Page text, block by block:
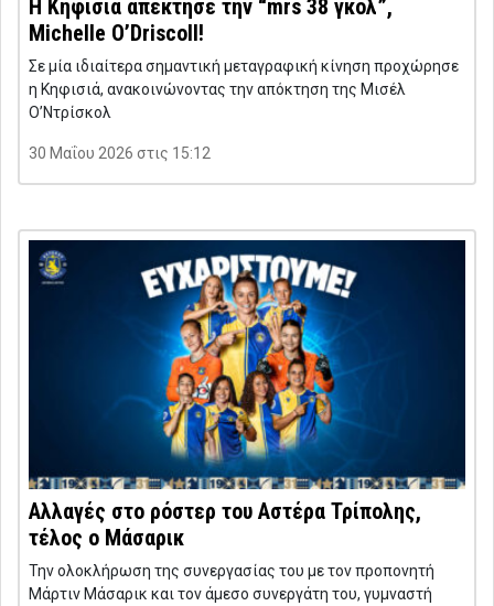
Η Κηφισιά απέκτησε την “mrs 38 γκολ”,
Michelle O’Driscoll!
Σε μία ιδιαίτερα σημαντική μεταγραφική κίνηση προχώρησε
η Κηφισιά, ανακοινώνοντας την απόκτηση της Μισέλ
Ο’Ντρίσκολ
30 Μαΐου 2026 στις 15:12
Αλλαγές στο ρόστερ του Αστέρα Τρίπολης,
τέλος ο Μάσαρικ
Την ολοκλήρωση της συνεργασίας του με τον προπονητή
Μάρτιν Μάσαρικ και τον άμεσο συνεργάτη του, γυμναστή